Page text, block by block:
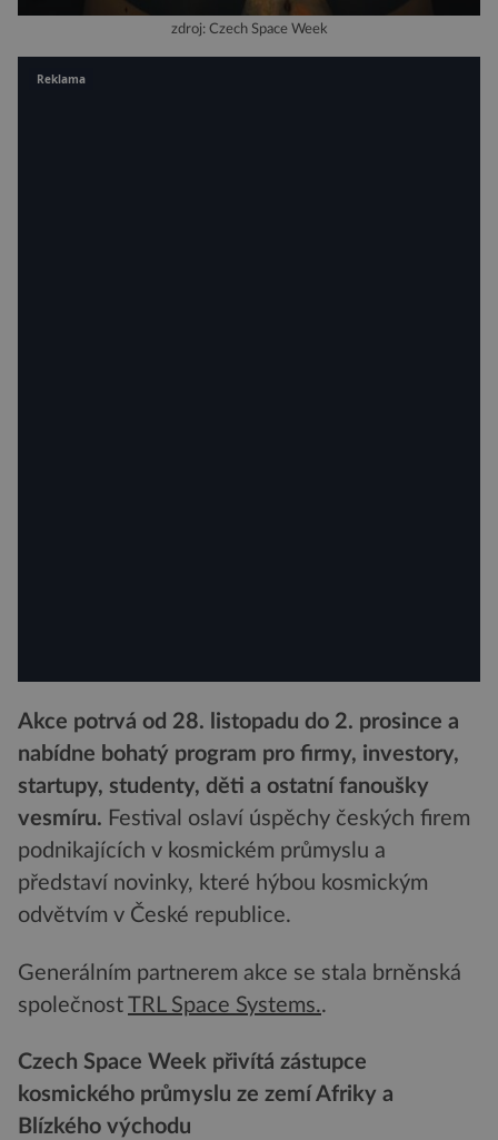
zdroj: Czech Space Week
Akce potrvá od 28. listopadu do 2. prosince a
nabídne bohatý program pro firmy, investory,
startupy, studenty, děti a ostatní fanoušky
vesmíru. Festival oslaví úspěchy českých firem
podnikajících v kosmickém průmyslu a
představí novinky, které hýbou kosmickým
odvětvím v České republice.
Generálním partnerem akce se stala brněnská
společnost TRL Space Systems..
Czech Space Week přivítá zástupce
kosmického průmyslu ze zemí Afriky a
Blízkého východu
Reklama